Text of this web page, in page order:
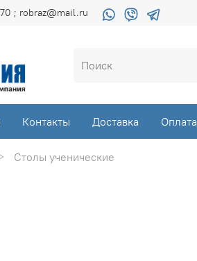
+7 904 797-99-70 ; robraz@mail.ru
Контакты Доставка Оплата
Столы ученические